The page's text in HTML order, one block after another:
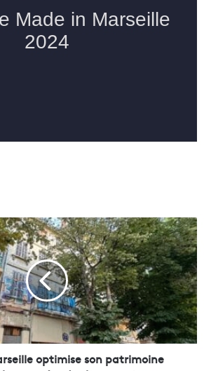
optimise son patrimoine